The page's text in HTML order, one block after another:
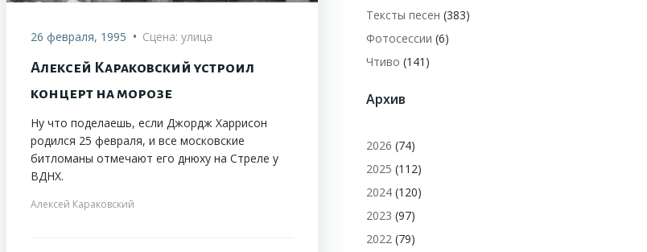
26 февраля, 1995 • Сцена: улица
Алексей Караковский устроил
концерт на морозе
Ну что поделаешь, если Джордж Харрисон
родился 25 февраля, и все московские
битломаны отмечают его днюху на Стреле у
ВДНХ.
Алексей Караковский
Тексты песен (383)
Фотосессии (6)
Чтиво (141)
Архив
2026 (74)
2025 (112)
2024 (120)
2023 (97)
2022 (79)